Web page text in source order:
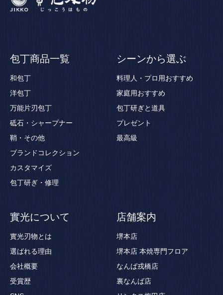
包丁商品一覧
和包丁
洋包丁
万能片刃包丁
砥石・シャープナー
鞘・その他
ブランドコレクション
カスタマイズ
包丁研ぎ・修理
シーンから選ぶ
料理人・プロ用おすすめ
家庭用おすすめ
包丁研ぎと道具
プレゼント
最高級
實光について
實光刃物とは
選ばれる理由
会社概要
受賞歴
店舗案内
堺本店
堺本店 本焼専門フロア
なんば戎橋店
裏なんば店